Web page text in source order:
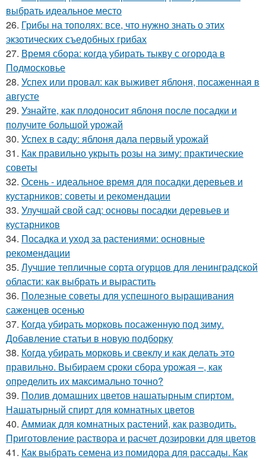
выбрать идеальное место
26. Грибы на тополях: все, что нужно знать о этих
экзотических съедобных грибах
27. Время сбора: когда убирать тыкву с огорода в
Подмосковье
28. Успех или провал: как выживет яблоня, посаженная в
августе
29. Узнайте, как плодоносит яблоня после посадки и
получите большой урожай
30. Успех в саду: яблоня дала первый урожай
31. Как правильно укрыть розы на зиму: практические
советы
32. Осень - идеальное время для посадки деревьев и
кустарников: советы и рекомендации
33. Улучшай свой сад: основы посадки деревьев и
кустарников
34. Посадка и уход за растениями: основные
рекомендации
35. Лучшие тепличные сорта огурцов для ленинградской
области: как выбрать и вырастить
36. Полезные советы для успешного выращивания
саженцев осенью
37. Когда убирать морковь посаженную под зиму.
Добавление статьи в новую подборку
38. Когда убирать морковь и свеклу и как делать это
правильно. Выбираем сроки сбора урожая –, как
определить их максимально точно?
39. Полив домашних цветов нашатырным спиртом.
Нашатырный спирт для комнатных цветов
40. Аммиак для комнатных растений, как разводить.
Приготовление раствора и расчет дозировки для цветов
41. Как выбрать семена из помидора для рассады. Как